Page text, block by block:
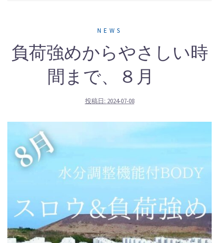
NEWS
負荷強めからやさしい時
間まで、８月
投稿日: 2024-07-08